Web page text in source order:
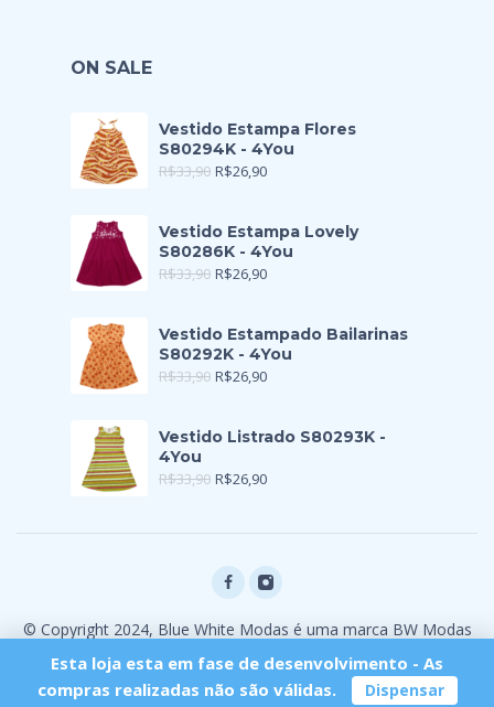
ON SALE
Vestido Estampa Flores
S80294K - 4You
R$33,90 R$26,90
Vestido Estampa Lovely
S80286K - 4You
R$33,90 R$26,90
Vestido Estampado Bailarinas
S80292K - 4You
R$33,90 R$26,90
Vestido Listrado S80293K -
4You
R$33,90 R$26,90
© Copyright 2024, Blue White Modas é uma marca BW Modas
Esta loja esta em fase de desenvolvimento - As
compras realizadas não são válidas.
Dispensar